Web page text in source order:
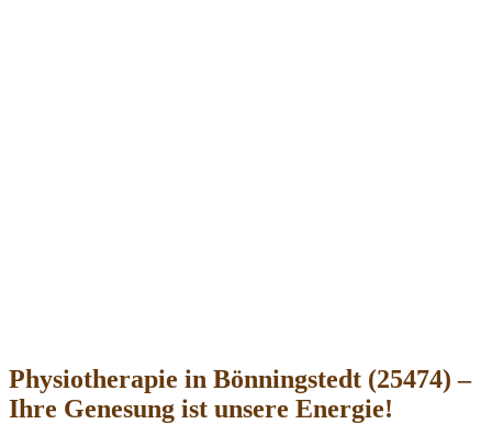
Physiotherapie in Bönningstedt (25474) –
Ihre Genesung ist unsere Energie!